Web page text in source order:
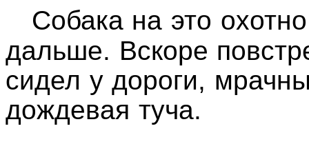
Собака на это
дальше. Вскоре
сидел у дороги,
дождевая туча.